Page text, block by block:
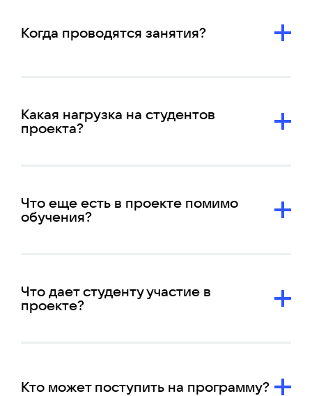
Когда проводятся занятия?
Какая нагрузка на студентов
проекта?
Что еще есть в проекте помимо
обучения?
Что дает студенту участие в
проекте?
Кто может поступить на программу?